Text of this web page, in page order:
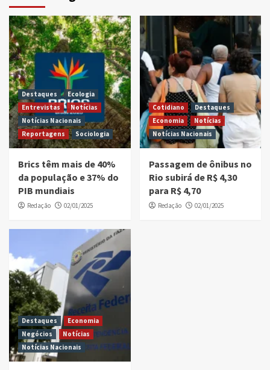
Destaques
Ecologia
Entrevistas
Notícias
Notícias Nacionais
Reportagens
Sociologia
Brics têm mais de 40%
da população e 37% do
PIB mundiais
Redação 02/01/2025
Cotidiano
Destaques
Economia
Notícias
Notícias Nacionais
Passagem de ônibus no
Rio subirá de R$ 4,30
para R$ 4,70
Redação 02/01/2025
Destaques
Economia
Negócios
Notícias
Notícias Nacionais